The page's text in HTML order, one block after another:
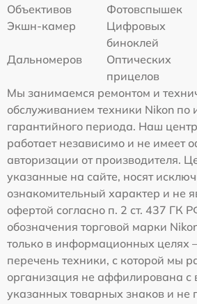
Объективов
Фотовспышек
Экшн-камер
Цифровых
биноклей
Дальномеров
Оптических
прицелов
Мы занимаемся ремонтом и
обслуживанием техники Nikon по
гарантийного периода. Наш
работает независимо и не имеет
авторизации от производителя.
указанные на сайте, носят
ознакомительный характер и не
офертой согласно п. 2 ст. 437 ГК
обозначения торговой марки
только в информационных целях
перечень техники, с которой мы
организация не аффилирована с
указанных товарных знаков и не